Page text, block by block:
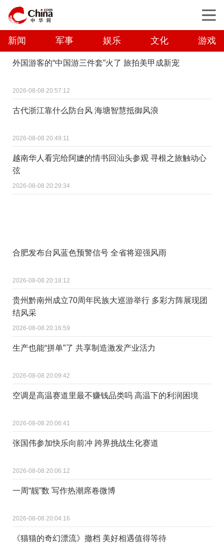
新闻 军事 娱乐 文化 游戏
外国游客的“中国游三件套”火了 旅拍美甲成新宠
2026-08-08 20:57:12
古代浙江靠什么防台风 海塘智慧抵御风浪
2026-08-08 20:49:11
越南华人看完给阿嬷的情书回汕头参观 寻根之旅触动心
弦
2026-08-08 20:29:34
合肥发布台风蓝色预警信号 全省将迎强风雨
2026-08-08 20:18:12
贵州黔南州成立70周年民族大巡游举行 多彩方阵展现团
结风采
2026-08-08 20:16:59
生产也能“拼单”了 共享制造激发产业活力
2026-08-08 20:09:42
空调是高温赛道里最不赚钱品类吗 高温下的利润困境
2026-08-08 20:06:41
张国伟参加快乐向前冲 跨界挑战生化赛道
2026-08-08 20:06:12
一周“靓”数 写作热潮席卷微博
2026-08-08 20:04:16
《猫猫的奇幻漂流》撤档 美好相遇值得等待